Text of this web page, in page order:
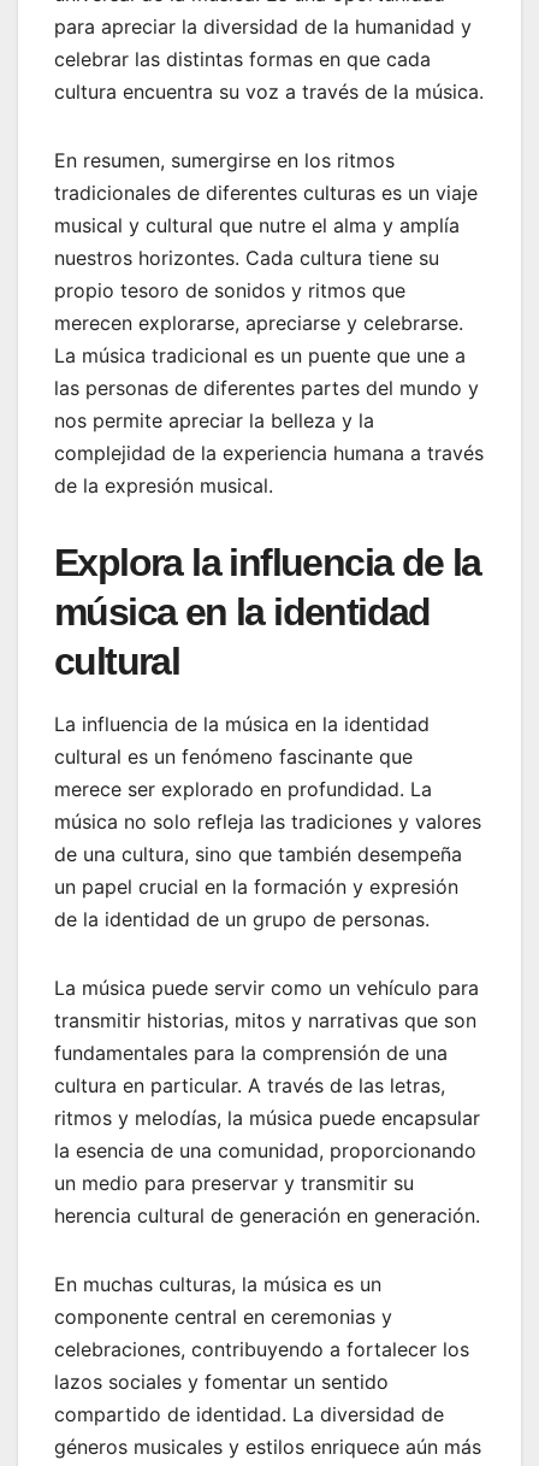
para apreciar la diversidad de la humanidad y
celebrar las distintas formas en que cada
cultura encuentra su voz a través de la música.
En resumen, sumergirse en los ritmos
tradicionales de diferentes culturas es un viaje
musical y cultural que nutre el alma y amplía
nuestros horizontes. Cada cultura tiene su
propio tesoro de sonidos y ritmos que
merecen explorarse, apreciarse y celebrarse.
La música tradicional es un puente que une a
las personas de diferentes partes del mundo y
nos permite apreciar la belleza y la
complejidad de la experiencia humana a través
de la expresión musical.
Explora la influencia de la
música en la identidad
cultural
La influencia de la música en la identidad
cultural es un fenómeno fascinante que
merece ser explorado en profundidad. La
música no solo refleja las tradiciones y valores
de una cultura, sino que también desempeña
un papel crucial en la formación y expresión
de la identidad de un grupo de personas.
La música puede servir como un vehículo para
transmitir historias, mitos y narrativas que son
fundamentales para la comprensión de una
cultura en particular. A través de las letras,
ritmos y melodías, la música puede encapsular
la esencia de una comunidad, proporcionando
un medio para preservar y transmitir su
herencia cultural de generación en generación.
En muchas culturas, la música es un
componente central en ceremonias y
celebraciones, contribuyendo a fortalecer los
lazos sociales y fomentar un sentido
compartido de identidad. La diversidad de
géneros musicales y estilos enriquece aún más